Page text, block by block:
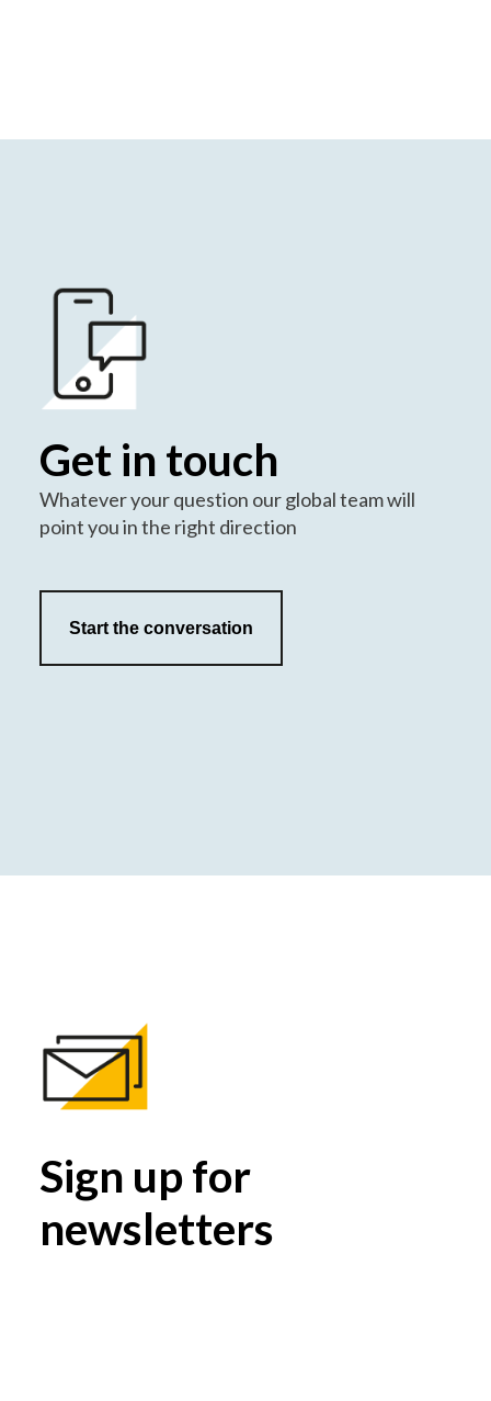
Get in touch
Whatever your question our global team will
point you in the right direction
Start the conversation
Sign up for
newsletters